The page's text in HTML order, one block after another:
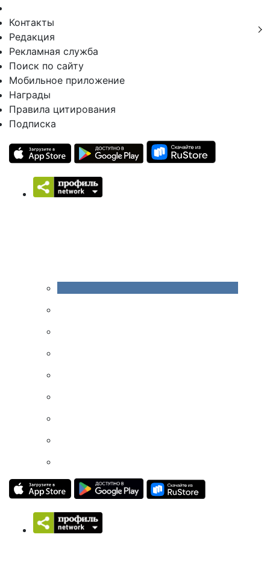
Контакты
Редакция
Рекламная служба
Поиск по сайту
Мобильное приложение
Награды
Правила цитирования
Подписка